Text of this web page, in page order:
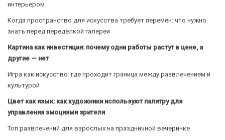
интерьером
Когда пространство для искусства требует перемен: что нужно
знать перед переделкой галереи
Картина как инвестиция: почему одни работы растут в цене, а
другие — нет
Игра как искусство: где проходит граница между развлечением и
культурой
Цвет как язык: как художники используют палитру для
управления эмоциями зрителя
Топ развлечений для взрослых на праздничной вечеринке